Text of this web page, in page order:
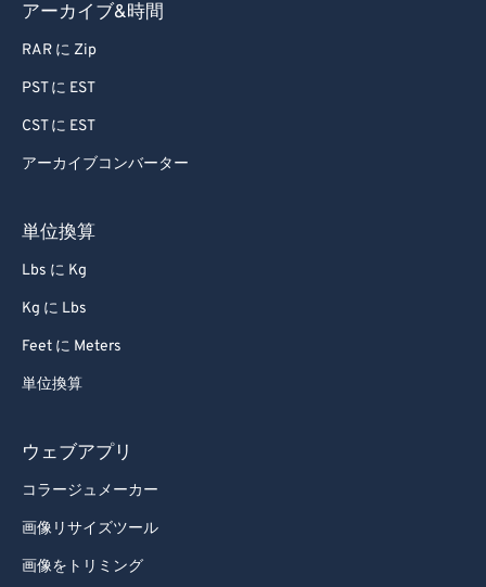
アーカイブ&時間
RAR に Zip
PST に EST
CST に EST
アーカイブコンバーター
単位換算
Lbs に Kg
Kg に Lbs
Feet に Meters
単位換算
ウェブアプリ
コラージュメーカー
画像リサイズツール
画像をトリミング